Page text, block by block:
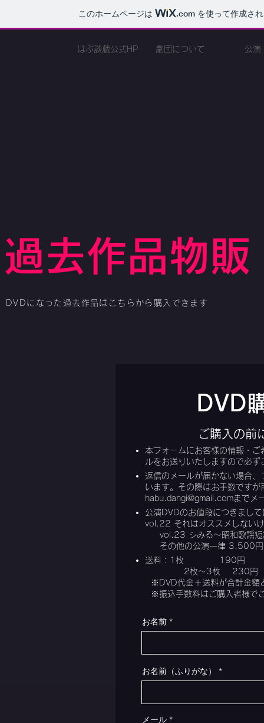
このホームページは .com を使って作成さ
はぶ談戯公式HP 劇団について 公演
​過去作品物販
​DVDになった過去作品はこちらから購入できます
​DVD
ご購入の前
本フォームにお客様の情報・
ルをお送りいたしますので必ず
返信のメールが届かない場合
います。その際はお手数です
habu.dangi@gmail.comまでメ
公演DVDのお値段につきまし
vol.22 それはオススメしない
vol.23 シみる～昭和歌謡短
その他の公演一律 3,500円
​送料：1枚 190円
​ 2枚～3枚 230円
※DVD代金＋送料が合計金額
※振込手数料はご購入者様で
お名前
お名前（ふりがな）
メール